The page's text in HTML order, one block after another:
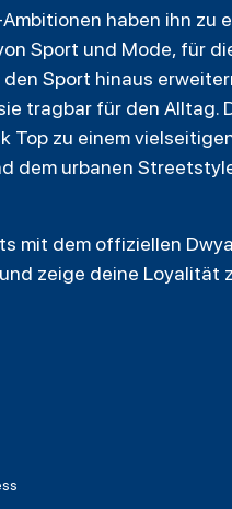
haben ihn zu
Sport und Mode, für
Sport hinaus
tragbar für den Alltag.
Top zu einem
dem urbanen
mit dem offiziellen
zeige deine Loyalität